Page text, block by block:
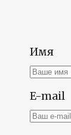
Имя
E-mail